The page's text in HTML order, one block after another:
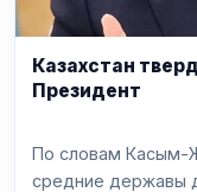
Казахстан
Президент
По словам Касым-
средние державы